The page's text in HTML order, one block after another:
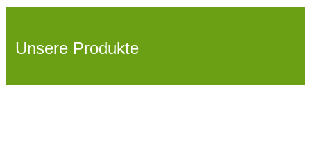
Unsere Produkte